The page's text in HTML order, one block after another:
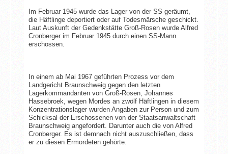
Im Februar 1945 wurde das Lager von der SS geräumt,
die Häftlinge deportiert oder auf Todesmärsche geschickt.
Laut Auskunft der Gedenkstätte Groß-Rosen wurde Alfred
Cronberger im Februar 1945 durch einen SS-Mann
erschossen.
In einem ab Mai 1967 geführten Prozess vor dem
Landgericht Braunschweig gegen den letzten
Lagerkommandanten von Groß-Rosen, Johannes
Hassebroek, wegen Mordes an zwölf Häftlingen in diesem
Konzentrationslager wurden Angaben zur Person und zum
Schicksal der Erschossenen von der Staatsanwaltschaft
Braunschweig angefordert. Darunter auch die von Alfred
Cronberger. Es ist demnach nicht auszuschließen, dass
er zu diesen Ermordeten gehörte.